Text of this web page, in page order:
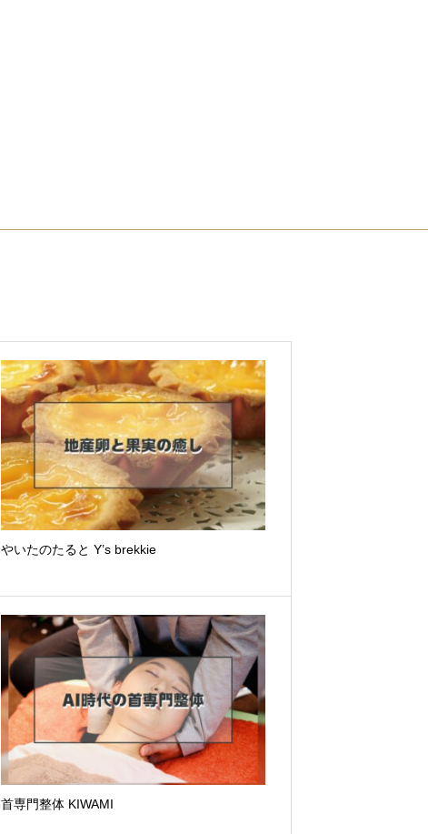
やいたのたると Y’s brekkie
首専門整体 KIWAMI